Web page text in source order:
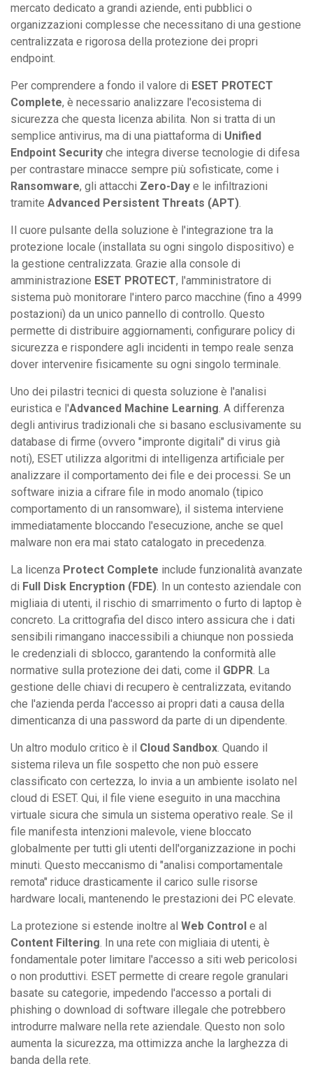
mercato dedicato a grandi aziende, enti pubblici o
organizzazioni complesse che necessitano di una gestione
centralizzata e rigorosa della protezione dei propri
endpoint.
Per comprendere a fondo il valore di ESET PROTECT
Complete, è necessario analizzare l'ecosistema di
sicurezza che questa licenza abilita. Non si tratta di un
semplice antivirus, ma di una piattaforma di Unified
Endpoint Security che integra diverse tecnologie di difesa
per contrastare minacce sempre più sofisticate, come i
Ransomware, gli attacchi Zero-Day e le infiltrazioni
tramite Advanced Persistent Threats (APT).
Il cuore pulsante della soluzione è l'integrazione tra la
protezione locale (installata su ogni singolo dispositivo) e
la gestione centralizzata. Grazie alla console di
amministrazione ESET PROTECT, l'amministratore di
sistema può monitorare l'intero parco macchine (fino a 4999
postazioni) da un unico pannello di controllo. Questo
permette di distribuire aggiornamenti, configurare policy di
sicurezza e rispondere agli incidenti in tempo reale senza
dover intervenire fisicamente su ogni singolo terminale.
Uno dei pilastri tecnici di questa soluzione è l'analisi
euristica e l'Advanced Machine Learning. A differenza
degli antivirus tradizionali che si basano esclusivamente su
database di firme (ovvero "impronte digitali" di virus già
noti), ESET utilizza algoritmi di intelligenza artificiale per
analizzare il comportamento dei file e dei processi. Se un
software inizia a cifrare file in modo anomalo (tipico
comportamento di un ransomware), il sistema interviene
immediatamente bloccando l'esecuzione, anche se quel
malware non era mai stato catalogato in precedenza.
La licenza Protect Complete include funzionalità avanzate
di Full Disk Encryption (FDE). In un contesto aziendale con
migliaia di utenti, il rischio di smarrimento o furto di laptop è
concreto. La crittografia del disco intero assicura che i dati
sensibili rimangano inaccessibili a chiunque non possieda
le credenziali di sblocco, garantendo la conformità alle
normative sulla protezione dei dati, come il GDPR. La
gestione delle chiavi di recupero è centralizzata, evitando
che l'azienda perda l'accesso ai propri dati a causa della
dimenticanza di una password da parte di un dipendente.
Un altro modulo critico è il Cloud Sandbox. Quando il
sistema rileva un file sospetto che non può essere
classificato con certezza, lo invia a un ambiente isolato nel
cloud di ESET. Qui, il file viene eseguito in una macchina
virtuale sicura che simula un sistema operativo reale. Se il
file manifesta intenzioni malevole, viene bloccato
globalmente per tutti gli utenti dell'organizzazione in pochi
minuti. Questo meccanismo di "analisi comportamentale
remota" riduce drasticamente il carico sulle risorse
hardware locali, mantenendo le prestazioni dei PC elevate.
La protezione si estende inoltre al Web Control e al
Content Filtering. In una rete con migliaia di utenti, è
fondamentale poter limitare l'accesso a siti web pericolosi
o non produttivi. ESET permette di creare regole granulari
basate su categorie, impedendo l'accesso a portali di
phishing o download di software illegale che potrebbero
introdurre malware nella rete aziendale. Questo non solo
aumenta la sicurezza, ma ottimizza anche la larghezza di
banda della rete.